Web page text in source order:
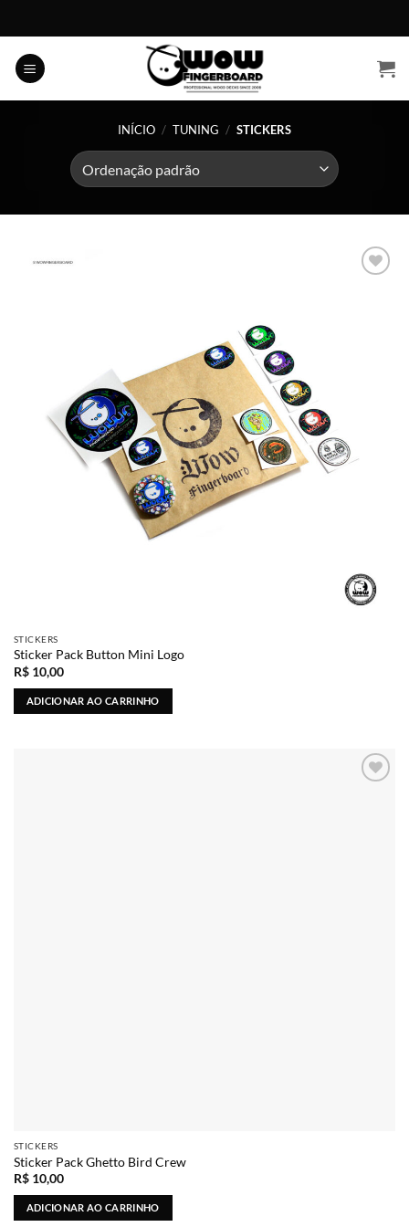
to
content
INÍCIO / TUNING / STICKERS
STICKERS
Sticker Pack Button Mini Logo
R$10,00
ADICIONAR AO CARRINHO
STICKERS
Sticker Pack Ghetto Bird Crew
R$10,00
ADICIONAR AO CARRINHO